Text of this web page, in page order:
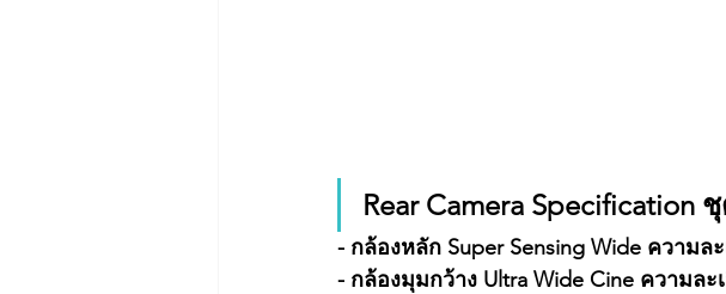
Rear Camera Specification
- กล้องหลัก Super Sensing Wide ความล
- กล้องมุมกว้าง Ultra Wide Cine ความละ